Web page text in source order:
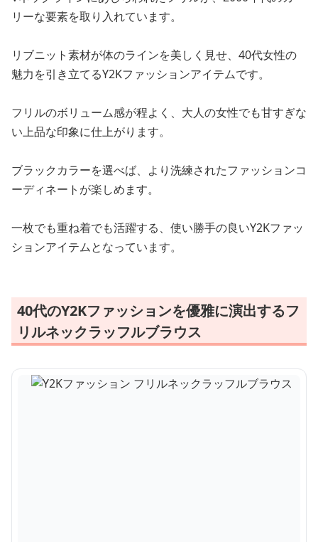
リーな要素を取り入れています。
リブニット素材が体のラインを美しく見せ、40代女性の
魅力を引き立てるY2Kファッションアイテムです。
フリルのボリューム感が程よく、大人の女性でも甘すぎな
い上品な印象に仕上がります。
ブラックカラーを選べば、より洗練されたファッションコ
ーディネートが楽しめます。
一枚でも重ね着でも活躍する、使い勝手の良いY2Kファッ
ションアイテムとなっています。
40代のY2Kファッションを優雅に演出するフ
リルネックラッフルブラウス